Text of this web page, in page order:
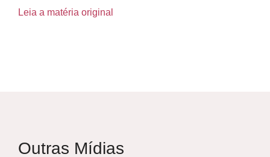
Leia a matéria original
Outras Mídias